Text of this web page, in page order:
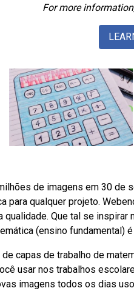
For more
de imagens em 30 de
para qualquer projeto.
qualidade. Que tal se
(ensino fundamental)
capas de trabalho de
usar nos trabalhos
imagens todos os dias